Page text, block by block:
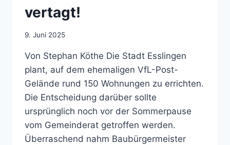
vertagt!
9. Juni 2025
Von Stephan Köthe Die Stadt Esslingen
plant, auf dem ehemaligen VfL-Post-
Gelände rund 150 Wohnungen zu errichten.
Die Entscheidung darüber sollte
ursprünglich noch vor der Sommerpause
vom Gemeinderat getroffen werden.
Überraschend nahm Baubürgermeister